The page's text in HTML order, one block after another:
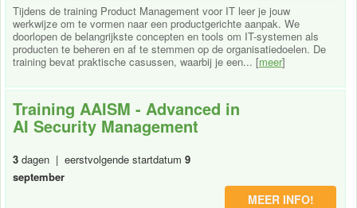
Tijdens de training Product Management voor IT leer je jouw
werkwijze om te vormen naar een productgerichte aanpak. We
doorlopen de belangrijkste concepten en tools om IT-systemen als
producten te beheren en af te stemmen op de organisatiedoelen. De
training bevat praktische casussen, waarbij je een... [meer]
Training AAISM - Advanced in
AI Security Management
3 dagen | eerstvolgende startdatum 9
september
MEER INFO!